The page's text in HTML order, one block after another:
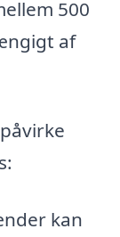
500
af
kan